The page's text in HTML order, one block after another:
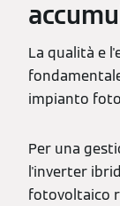
La qualità e
impianto
Per una
l'inverter
fotovoltaico